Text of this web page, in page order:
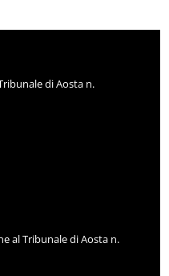
di Aosta n.
al Tribunale di Aosta n.